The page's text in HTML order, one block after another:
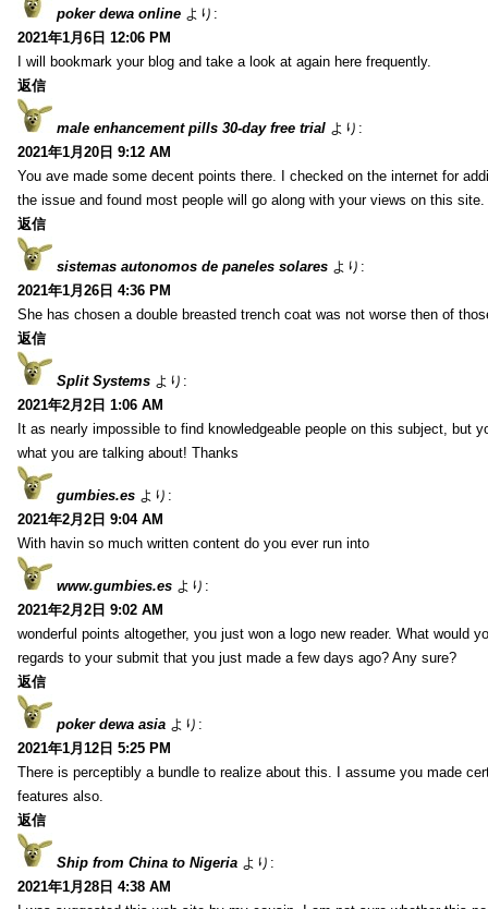
poker dewa online より:
2021年1月6日 12:06 PM
I will bookmark your blog and take a look at again here frequently.
返信
male enhancement pills 30-day free trial より:
2021年1月20日 9:12 AM
You ave made some decent points there. I checked on the internet for
the issue and found most people will go along with your views on this site.
返信
sistemas autonomos de paneles solares より:
2021年1月26日 4:36 PM
She has chosen a double breasted trench coat was not worse then of
返信
Split Systems より:
2021年2月2日 1:06 AM
It as nearly impossible to find knowledgeable people on this subject, but
what you are talking about! Thanks
gumbies.es より:
2021年2月2日 9:04 AM
With havin so much written content do you ever run into
www.gumbies.es より:
2021年2月2日 9:02 AM
wonderful points altogether, you just won a logo new reader. What would
regards to your submit that you just made a few days ago? Any sure?
返信
poker dewa asia より:
2021年1月12日 5:25 PM
There is perceptibly a bundle to realize about this. I assume you made
features also.
返信
Ship from China to Nigeria より:
2021年1月28日 4:38 AM